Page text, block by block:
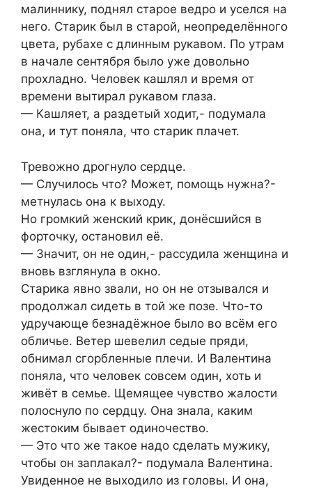
малиннику, поднял старое ведро и уселся на
него. Старик был в старой, неопределённого
цвета, рубахе с длинным рукавом. По утрам
в начале сентября было уже довольно
прохладно. Человек кашлял и время от
времени вытирал рукавом глаза.
— Кашляет, а раздетый ходит,- подумала
она, и тут поняла, что старик плачет.
Тревожно дрогнуло сердце.
— Случилось что? Может, помощь нужна?-
метнулась она к выходу.
Но громкий женский крик, донёсшийся в
форточку, остановил её.
— Значит, он не один,- рассудила женщина и
вновь взглянула в окно.
Старика явно звали, но он не отзывался и
продолжал сидеть в той же позе. Что-то
удручающе безнадёжное было во всём его
обличье. Ветер шевелил седые пряди,
обнимал сгорбленные плечи. И Валентина
поняла, что человек совсем один, хоть и
живёт в семье. Щемящее чувство жалости
полоснуло по сердцу. Она знала, каким
жестоким бывает одиночество.
— Это что же такое надо сделать мужику,
чтобы он заплакал?- подумала Валентина.
Увиденное не выходило из головы. И она,